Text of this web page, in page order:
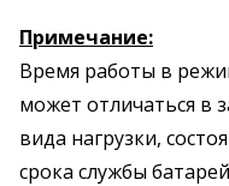
Примечание:
Время работы в
может отличаться в
вида нагрузки,
срока службы